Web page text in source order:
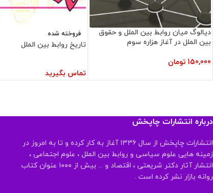
دیالوگ میان روابط بین الملل و حقوق
بین الملل در آغاز هزاره سوم
150,000 تومان
فروخته شده
تاریخ روابط بین الملل
تماس بگیرید
درباره انتشارات چاپخش
انتشارات چاپخش از سال ۱۳۳۶ آغاز به کار کرده و تا به امروز در
زمینه هایی علوم سیاسی و روابط بین الملل ، علوم اجتماعی ،
انتشار آثار دکتر شریعتی ، اقتصاد و ... بیش از ۱۰۰۰ عنوان کتاب
روانه بازار نشر کرده است .